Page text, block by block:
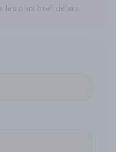
les plus bref délais.